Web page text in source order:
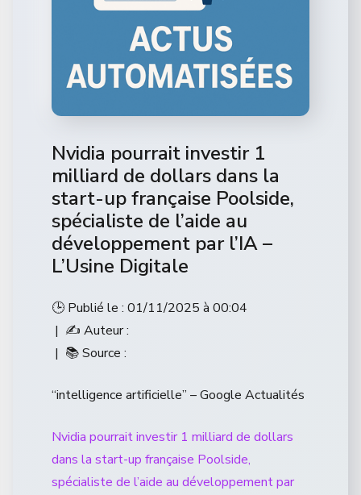
Nvidia pourrait investir 1
milliard de dollars dans la
start-up française Poolside,
spécialiste de l’aide au
développement par l’IA –
L’Usine Digitale
🕒 Publié le : 01/11/2025 à 00:04
| ✍️ Auteur :
| 📚 Source :
“intelligence artificielle” – Google Actualités
Nvidia pourrait investir 1 milliard de dollars
dans la start-up française Poolside,
spécialiste de l’aide au développement par